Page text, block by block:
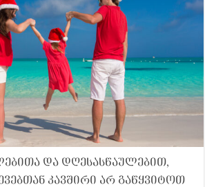
და დღესასწაულებით,
კავშირი არ გაწყვიტოთ